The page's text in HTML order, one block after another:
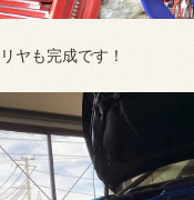
リヤも完成です！